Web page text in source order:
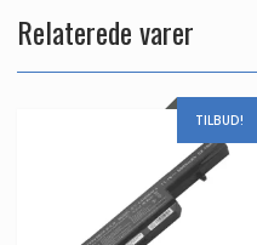
Relaterede varer
TILBUD!